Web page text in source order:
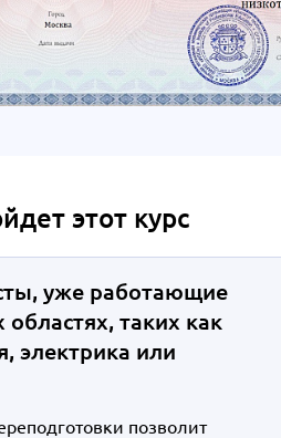
этот курс
уже работающие
таких как
электрика или
позволит